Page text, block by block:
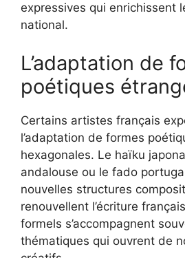
expressives qui enrichissent
national.
L’adaptation de
poétiques
Certains artistes français
l’adaptation de formes
hexagonales. Le haïku
andalouse ou le fado
nouvelles structures
renouvellent l’écriture
formels s’accompagnent
thématiques qui ouvrent de